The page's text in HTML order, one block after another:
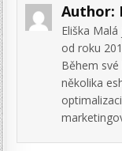
Author:
Eliška
od roku
Během
několika